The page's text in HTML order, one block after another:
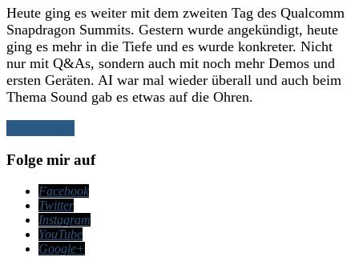
Heute ging es weiter mit dem zweiten Tag des Qualcomm
Snapdragon Summits. Gestern wurde angekündigt, heute
ging es mehr in die Tiefe und es wurde konkreter. Nicht
nur mit Q&As, sondern auch mit noch mehr Demos und
ersten Geräten. AI war mal wieder überall und auch beim
Thema Sound gab es etwas auf die Ohren.
Folge mir auf
Facebook
Twitter
Instagram
YouTube
Google+